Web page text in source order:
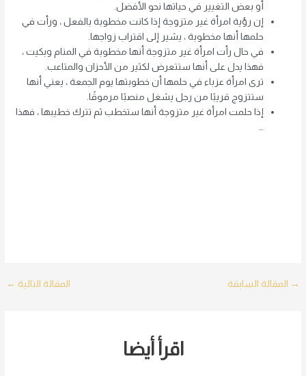
أو بعض التغيير في حياتها نحو الأفضل.
إن رؤية امرأة غير متزوجة إذا كانت مخطوبة بالفعل ، ورأت في
حلمها أنها مخطوبة ، يشير إلى اقتراب زواجها.
في حال رأت امرأة غير متزوجة أنها مخطوبة في المنام وبكيت ،
فهذا يدل على أنها ستتعرض لكثير من الأحزان والمتاعب.
ترى امرأة عزباء في حلمها أن خطوبتها يوم الجمعة ، يعني أنها
ستتزوج قريبًا من رجل يشغل منصبًا مرموقًا.
إذا حلمت امرأة غير متزوجة أنها ستخطب ثم تترك خطيبها ، فهذا
Post
→ المقالة السابقة المقالة التالية ←
اقرأ أيضا